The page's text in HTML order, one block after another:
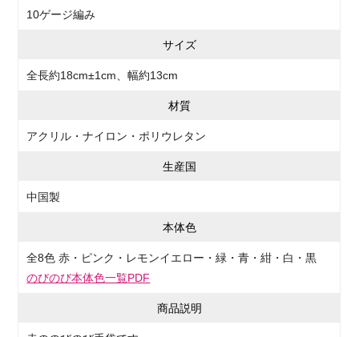
10ゲージ編み
サイズ
全長約18cm±1cm、幅約13cm
材質
アクリル・ナイロン・ポリウレタン
生産国
中国製
本体色
全8色 赤・ピンク・レモンイエロー・緑・青・紺・白・黒
のびのび本体色一覧PDF
商品説明